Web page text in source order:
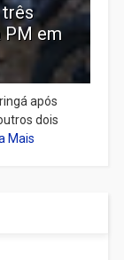
PM em
após
dois
Mais